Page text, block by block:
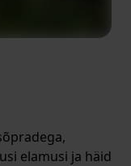
elamusi ja häid